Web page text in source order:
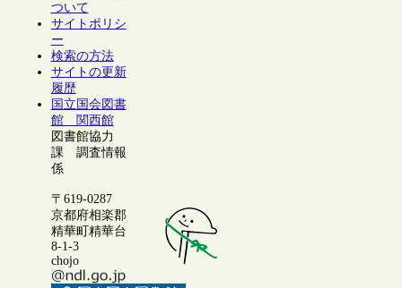
ついて
サイトポリシ
ー
検索の方法
サイトの更新
履歴
国立国会図書
館 関西館
図書館協力
課 調査情報
係
〒619-0287
京都府相楽郡
精華町精華台
8-1-3
chojo